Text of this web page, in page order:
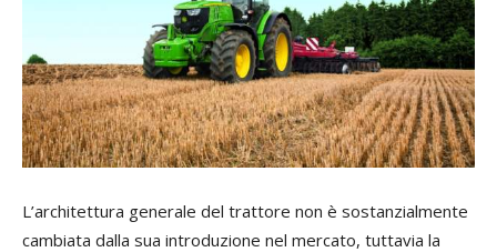
L’architettura generale del trattore non è sostanzialmente
cambiata dalla sua introduzione nel mercato, tuttavia la